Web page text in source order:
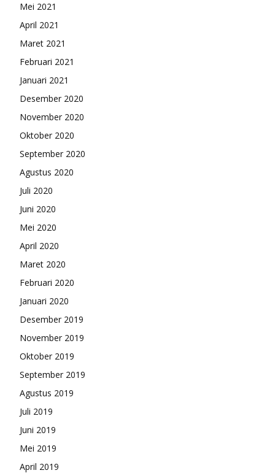
Mei 2021
April 2021
Maret 2021
Februari 2021
Januari 2021
Desember 2020
November 2020
Oktober 2020
September 2020
Agustus 2020
Juli 2020
Juni 2020
Mei 2020
April 2020
Maret 2020
Februari 2020
Januari 2020
Desember 2019
November 2019
Oktober 2019
September 2019
Agustus 2019
Juli 2019
Juni 2019
Mei 2019
April 2019